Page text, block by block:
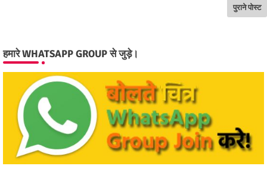
पुराने पोस्ट
हमारे WHATSAPP GROUP से जुड़े।